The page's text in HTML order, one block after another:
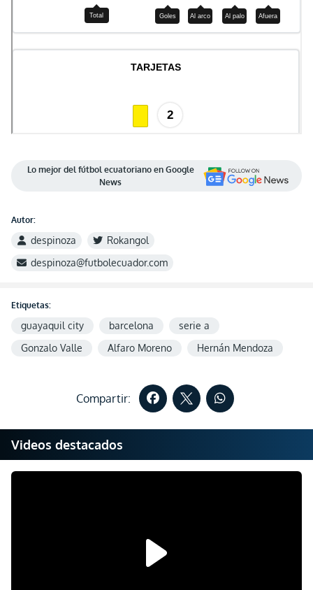
Lo mejor del fútbol ecuatoriano en Google
News
Autor:
despinoza
Rokangol
despinoza@futbolecuador.com
Etiquetas:
guayaquil city barcelona
serie a
Gonzalo Valle
Alfaro Moreno Hernán Mendoza
Compartir:
Videos destacados